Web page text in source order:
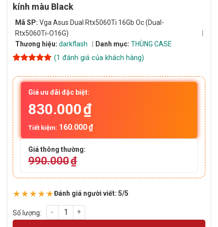
kính màu Black
Mã SP: Vga Asus Dual Rtx5060Ti 16Gb Oc (Dual-
Rtx5060Ti-O16G)
Thương hiệu: darkflash Danh mục: THÙNG CASE
dựa trên
đánh giá
(1 đánh giá của khách hàng)
Giá ưu đãi đặc biệt:
830.000₫
Tiết kiệm: 160.000₫
Giá thông thường:
990.000₫
★★★★★Đánh giá người viết: 5/5
VỎ CASE MÁY TÍNH DARKFLASH DB330M Mặt kính màu